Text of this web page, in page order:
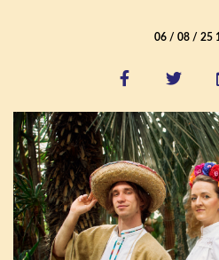
06 / 08 / 25